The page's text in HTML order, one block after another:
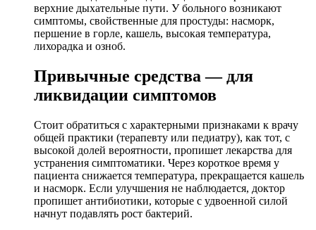
верхние дыхательные пути. У больного возникают
симптомы, свойственные для простуды: насморк,
першение в горле, кашель, высокая температура,
лихорадка и озноб.
Привычные средства — для
ликвидации симптомов
Стоит обратиться с характерными признаками к врачу
общей практики (терапевту или педиатру), как тот, с
высокой долей вероятности, пропишет лекарства для
устранения симптоматики. Через короткое время у
пациента снижается температура, прекращается кашель
и насморк. Если улучшения не наблюдается, доктор
пропишет антибиотики, которые с удвоенной силой
начнут подавлять рост бактерий.